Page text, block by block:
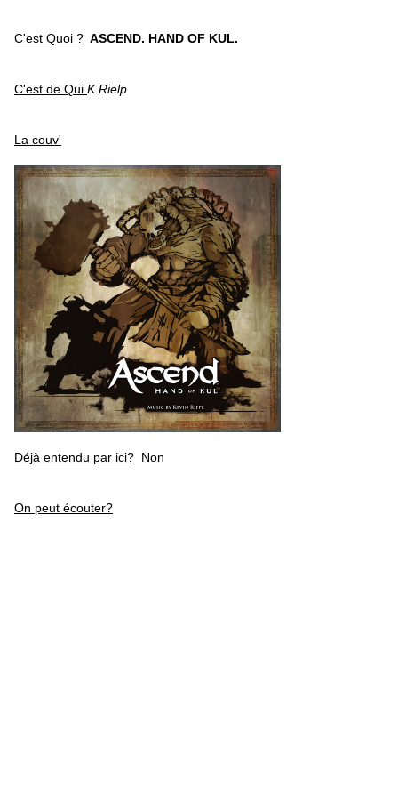
C'est Quoi ? ASCEND. HAND OF KUL.
C'est de Qui K.Rielp
La couv'
Déjà entendu par ici? Non
On peut écouter?